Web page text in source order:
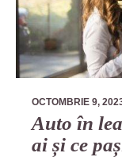
OCTOMBRIE 9,
Auto în
ai și ce